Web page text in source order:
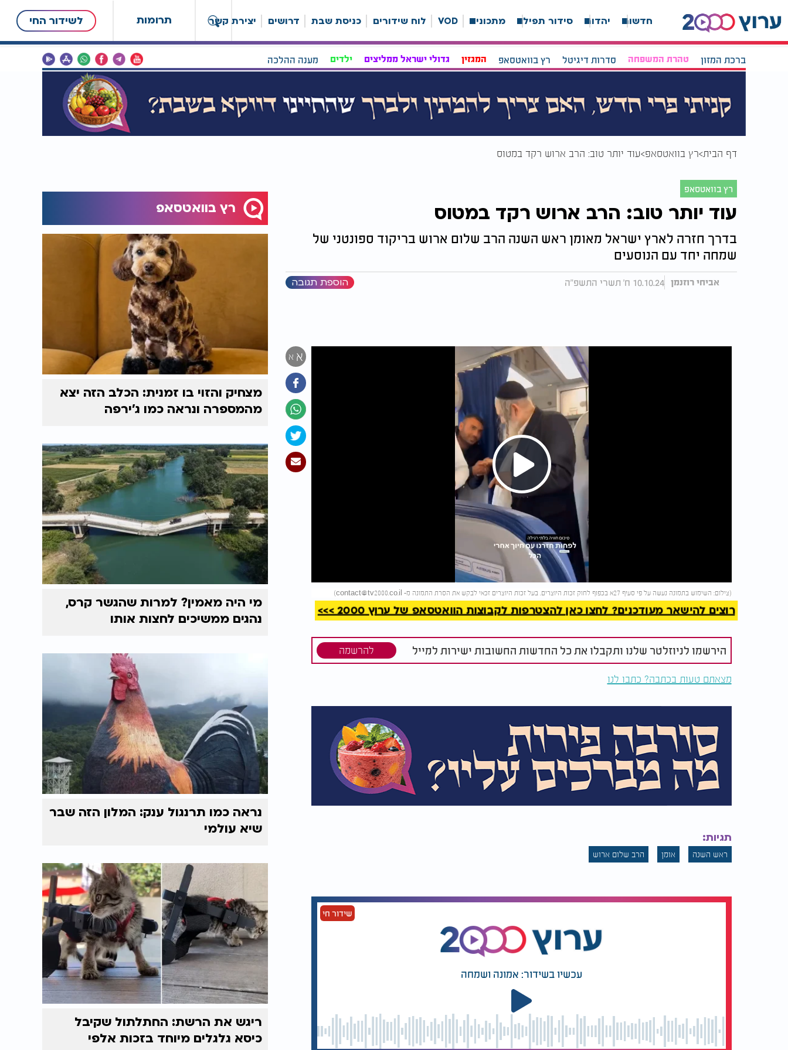
תרומות לשידור החי חדשות יהדות סידור תפילה מתכונים VOD לוח שידורים כניסת שבת דרושים יצירת קשר
ברכת המזון טהרת המשפחה סדרות דיגיטל רץ בוואטסאפ המגזין גדולי ישראל ממליצים ילדים מענה ההלכה
דף הבית רץ בוואטסאפ עוד יותר טוב: הרב ארוש רקד במטוס
רץ בוואטסאפ
עוד יותר טוב: הרב ארוש רקד במטוס
בדרך חזרה לארץ ישראל מאומן ראש השנה הרב שלום ארוש בריקוד ספונטני של
שמחה יחד עם הנוסעים
אביחי רוזנמן 10.10.24 ח' תשרי התשפ"ה הוספת תגובה
א א
Play
Video
(צילום: השימוש בתמונה נעשה על פי סעיף 27א בכפוף לחוק זכות היוצרים. בעל זכות היוצרים זכאי לבקש את הסרת התמונה מ- contact@tv2000.co.il
)
להמשך קריאה
רוצים להישאר מעודכנים? לחצו כאן להצטרפות לקבוצות הוואטסאפ של ערוץ 2000 >>>
הירשמו לניוזלטר שלנו ותקבלו את כל החדשות החשובות ישירות למייל להרשמה
מצאתם טעות בכתבה? כתבו לנו
תגיות:
ראש השנה אומן הרב שלום ארוש
שידור חי
עכשיו בשידור: אמונה ושמחה
רץ בוואטסאפ
מצחיק והזוי בו זמנית: הכלב הזה יצא
מהמספרה ונראה כמו ג'ירפה
מי היה מאמין? למרות שהגשר קרס,
נהגים ממשיכים לחצות אותו
נראה כמו תרנגול ענק: המלון הזה שבר
שיא עולמי
ריגש את הרשת: החתלתול שקיבל
כיסא גלגלים מיוחד בזכות אלפי